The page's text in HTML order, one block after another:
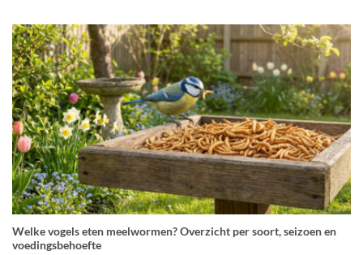
Welke vogels eten meelwormen? Overzicht per soort, seizoen en
voedingsbehoefte